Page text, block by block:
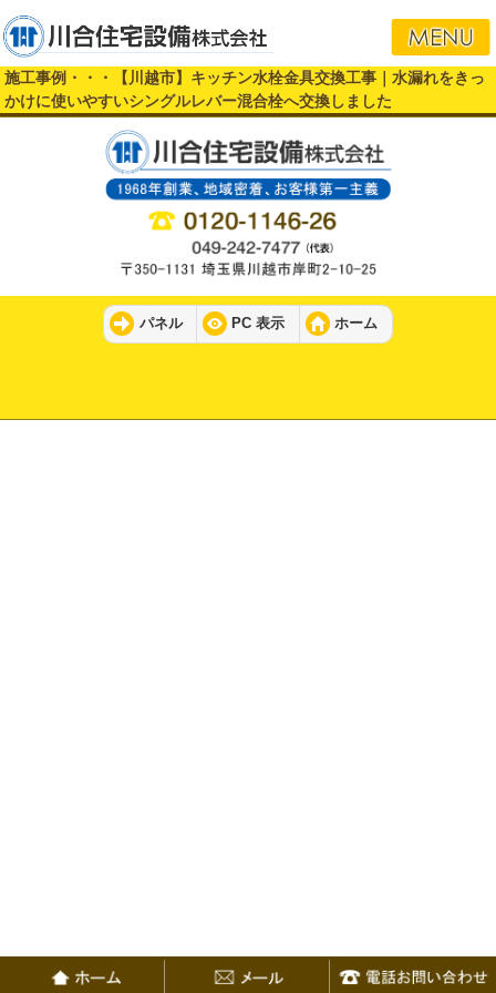
施工事例・・・【川越市】キッチン水栓金具交換工事｜水漏れをきっ
かけに使いやすいシングルレバー混合栓へ交換しました
パネル PC 表示 ホーム